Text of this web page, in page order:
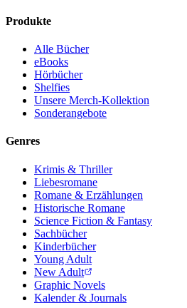
Produkte
Alle Bücher
eBooks
Hörbücher
Shelfies
Unsere Merch-Kollektion
Sonderangebote
Genres
Krimis & Thriller
Liebesromane
Romane & Erzählungen
Historische Romane
Science Fiction & Fantasy
Sachbücher
Kinderbücher
Young Adult
New Adult
Graphic Novels
Kalender & Journals